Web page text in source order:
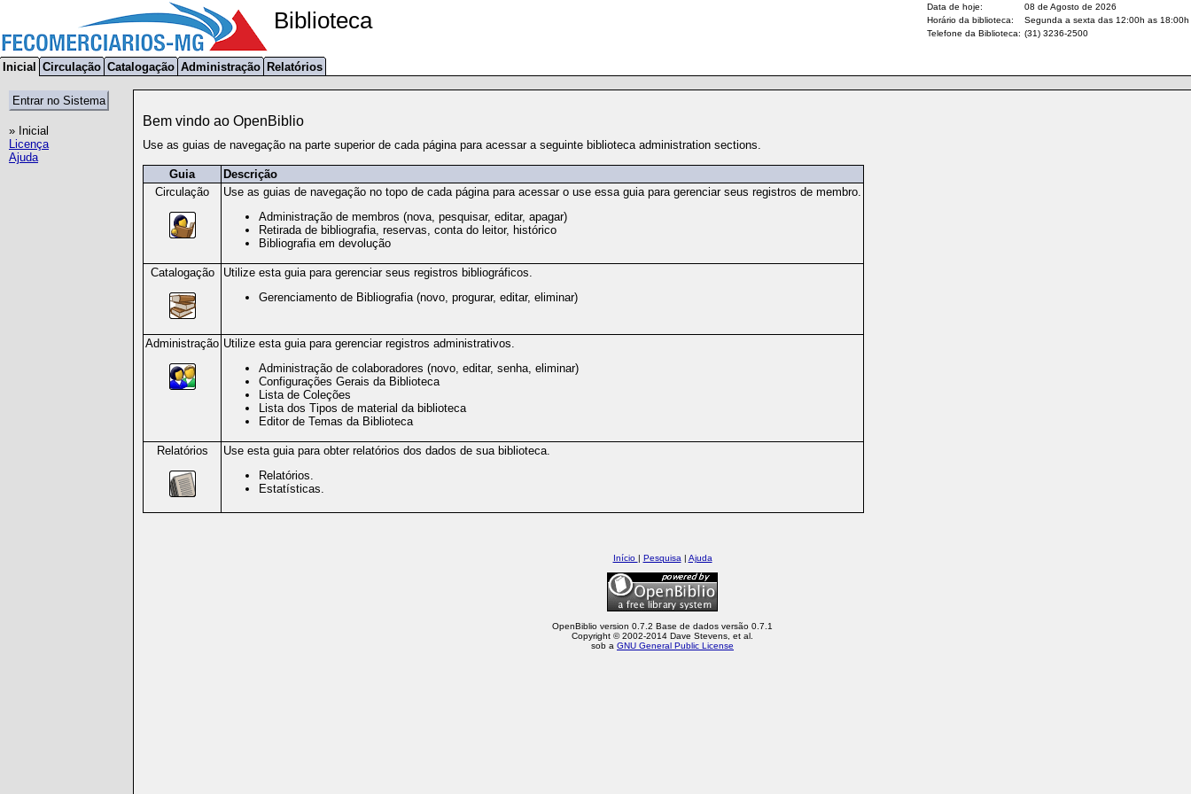
Biblioteca
Data de hoje:
08 de Agosto de 2026
Horário da biblioteca:
Segunda a sexta das 12:00h as 18:00h
Telefone da Biblioteca: (31) 3236-2500
Inicial Circulação Catalogação Administração Relatórios
» Inicial
Licença
Ajuda
Bem vindo ao OpenBiblio
Use as guias de navegação na parte superior de cada página para acessar a seguinte biblioteca administration sections.
Guia
Descrição
Circulação
Use as guias de navegação no topo de cada página para acessar o use essa guia para gerenciar seus registros de membro.
Administração de membros (nova, pesquisar, editar, apagar)
Retirada de bibliografia, reservas, conta do leitor, histórico
Bibliografia em devolução
Catalogação
Utilize esta guia para gerenciar seus registros bibliográficos.
Gerenciamento de Bibliografia (novo, progurar, editar, eliminar)
Administração Utilize esta guia para gerenciar registros administrativos.
Administração de colaboradores (novo, editar, senha, eliminar)
Configurações Gerais da Biblioteca
Lista de Coleções
Lista dos Tipos de material da biblioteca
Editor de Temas da Biblioteca
Relatórios
Use esta guia para obter relatórios dos dados de sua biblioteca.
Relatórios.
Estatísticas.
Início Pesquisa| Ajuda
OpenBiblio version 0.7.2 Base de dados versão 0.7.1
Copyright © 2002-2014 Dave Stevens, et al.
sob a GNU General Public License